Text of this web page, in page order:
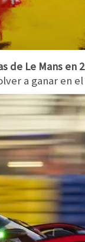
de Le Mans en
a ganar en el